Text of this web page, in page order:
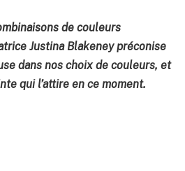
de couleurs
Justina Blakeney préconise
dans nos choix de couleurs, et
qui l’attire en ce moment.